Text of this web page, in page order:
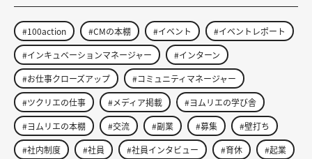
#100action #CMの本棚 #イベント
#イベントレポート
#インキュベーションマネージャー
#インターン
#お仕事クローズアップ
#コミュニティマネージャー
#ツクリエの仕事
#メディア掲載
#ヨムリエの学び舎
#ヨムリエの本棚
#交流 #副業 #募集
#壁打ち
#社内制度
#社員 #社員インタビュー #育休
#起業